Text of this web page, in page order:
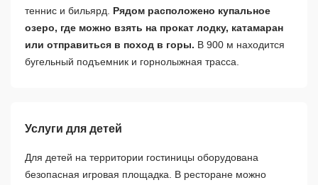
теннис и бильярд. Рядом расположено купальное
озеро, где можно взять на прокат лодку, катамаран
или отправиться в поход в горы. В 900 м находится
бугельный подъемник и горнолыжная трасса.
Услуги для детей
Для детей на территории гостиницы оборудована
безопасная игровая площадка. В ресторане можно